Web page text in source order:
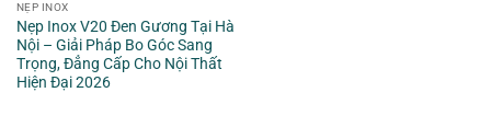
NẸP INOX
Nẹp Inox V20 Đen Gương Tại Hà
Nội – Giải Pháp Bo Góc Sang
Trọng, Đẳng Cấp Cho Nội Thất
Hiện Đại 2026